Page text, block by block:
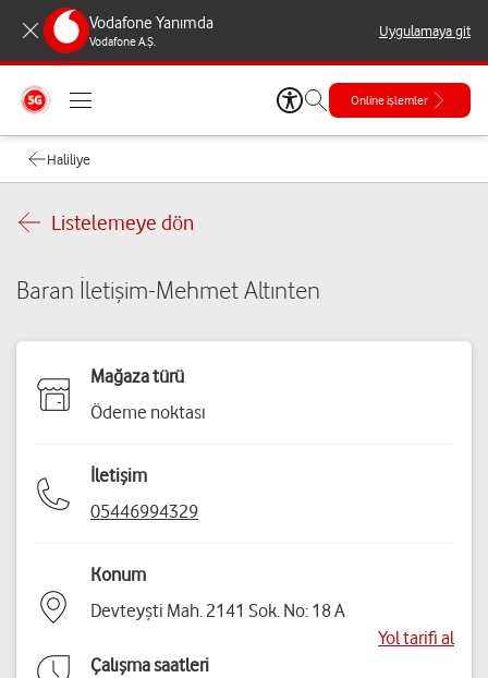
Vodafone Yanımda
Vodafone A.Ş.
Uygulamaya git
Online işlemler
Haliliye
Listelemeye dön
Baran İletişim-Mehmet Altınten
Mağaza türü
Ödeme noktası
İletişim
05446994329
Konum
Devteyşti Mah. 2141 Sok. No: 18 A
Yol tarifi al
Çalışma saatleri